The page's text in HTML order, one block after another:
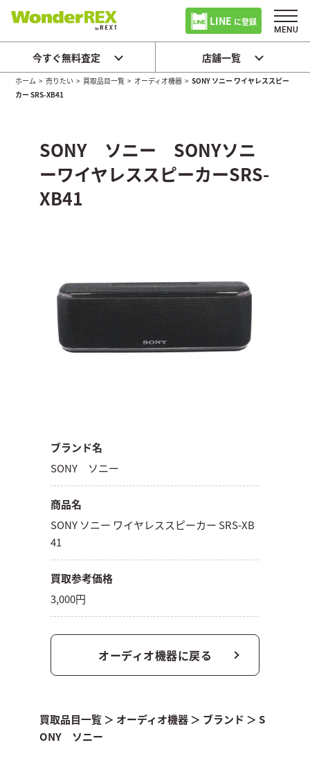
LINE に登録
今すぐ無料査定 店舗一覧
ホーム >売りたい > 買取品目一覧 > オーディオ機器 >SONY ソニー ワイヤレススピー
カー SRS-XB41
SONY ソニー SONYソニ
ーワイヤレススピーカーSRS-
XB41
ブランド名
SONY ソニー
商品名
SONY ソニー ワイヤレススピーカー SRS-XB
41
買取参考価格
3,000円
オーディオ機器に戻る
買取品目一覧＞ オーディオ機器＞ ブランド ＞S
ONY ソニー